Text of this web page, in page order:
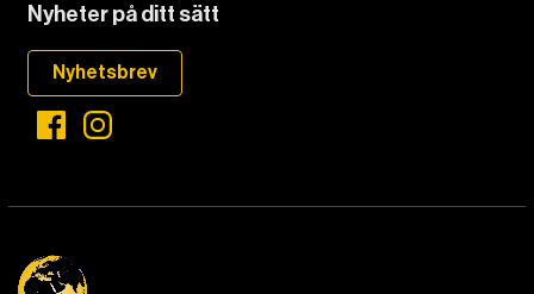
Nyheter på ditt sätt
Nyhetsbrev